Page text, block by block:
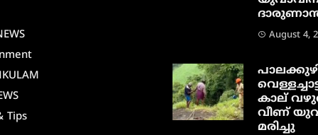
Tips
August 4,
കാല്
വീണ്
മരിച്ചു